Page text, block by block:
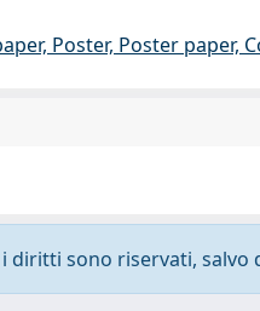
Poster, Poster paper,
sono riservati, salvo